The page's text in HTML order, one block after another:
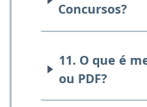
Concursos?
11. O que é
ou PDF?